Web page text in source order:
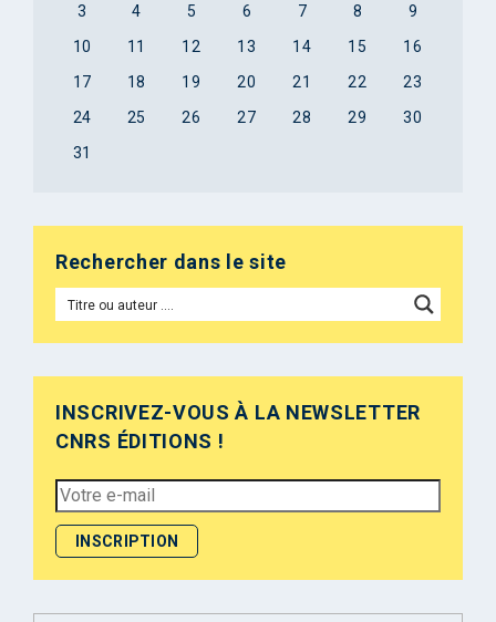
3
4 5 6 7 8
9
10
11 12 13 14 15
16
17
18 19 20 21 22
23
24
25 26 27 28 29
30
31
Rechercher dans le site
INSCRIVEZ-VOUS À LA NEWSLETTER
CNRS ÉDITIONS !